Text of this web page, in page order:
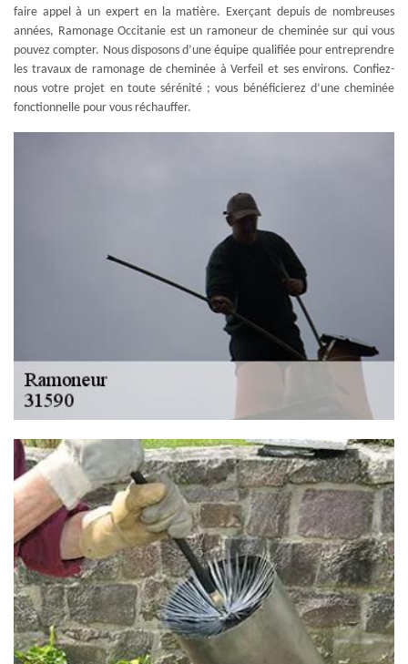
faire appel à un expert en la matière. Exerçant depuis de nombreuses
années, Ramonage Occitanie est un ramoneur de cheminée sur qui vous
pouvez compter. Nous disposons d’une équipe qualifiée pour entreprendre
les travaux de ramonage de cheminée à Verfeil et ses environs. Confiez-
nous votre projet en toute sérénité ; vous bénéficierez d’une cheminée
fonctionnelle pour vous réchauffer.